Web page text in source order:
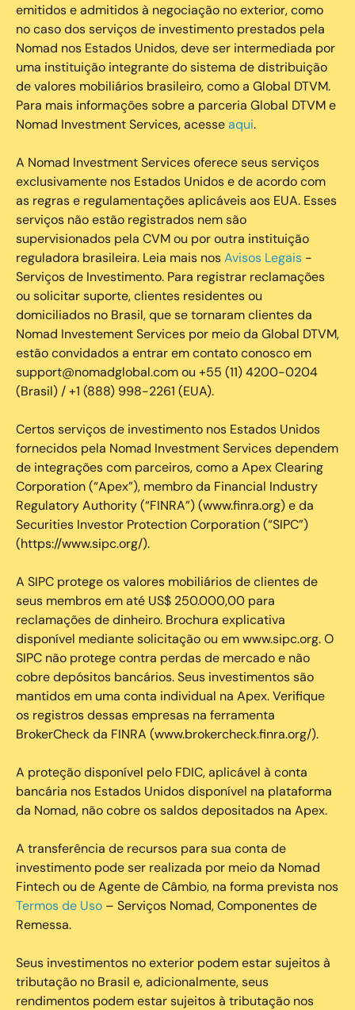
emitidos e admitidos à negociação no exterior, como
no caso dos serviços de investimento prestados pela
Nomad nos Estados Unidos, deve ser intermediada por
uma instituição integrante do sistema de distribuição
de valores mobiliários brasileiro, como a Global DTVM.
Para mais informações sobre a parceria Global DTVM e
Nomad Investment Services, acesseaqui.
A Nomad Investment Services oferece seus serviços
exclusivamente nos Estados Unidos e de acordo com
as regras e regulamentações aplicáveis aos EUA. Esses
serviços não estão registrados nem são
supervisionados pela CVM ou por outra instituição
reguladora brasileira. Leia mais nosAvisos Legais -
Serviços de Investimento. Para registrar reclamações
ou solicitar suporte, clientes residentes ou
domiciliados no Brasil, que se tornaram clientes da
Nomad Investement Services por meio da Global DTVM,
estão convidados a entrar em contato conosco em
support@nomadglobal.com ou +55 (11) 4200-0204
(Brasil) / +1 (888) 998-2261 (EUA).
Certos serviços de investimento nos Estados Unidos
fornecidos pela Nomad Investment Services dependem
de integrações com parceiros, como a Apex Clearing
Corporation (“Apex”), membro da Financial Industry
Regulatory Authority (“FINRA”) (www.finra.org) e da
Securities Investor Protection Corporation (“SIPC”)
(https://www.sipc.org/).
A SIPC protege os valores mobiliários de clientes de
seus membros em até US$ 250.000,00 para
reclamações de dinheiro. Brochura explicativa
disponível mediante solicitação ou em www.sipc.org. O
SIPC não protege contra perdas de mercado e não
cobre depósitos bancários. Seus investimentos são
mantidos em uma conta individual na Apex. Verifique
os registros dessas empresas na ferramenta
BrokerCheck da FINRA (www.brokercheck.finra.org/).
A proteção disponível pelo FDIC, aplicável à conta
bancária nos Estados Unidos disponível na plataforma
da Nomad, não cobre os saldos depositados na Apex.
A transferência de recursos para sua conta de
investimento pode ser realizada por meio da Nomad
Fintech ou de Agente de Câmbio, na forma prevista nos
Termos de Uso – Serviços Nomad, Componentes de
Remessa.
Seus investimentos no exterior podem estar sujeitos à
tributação no Brasil e, adicionalmente, seus
rendimentos podem estar sujeitos à tributação nos